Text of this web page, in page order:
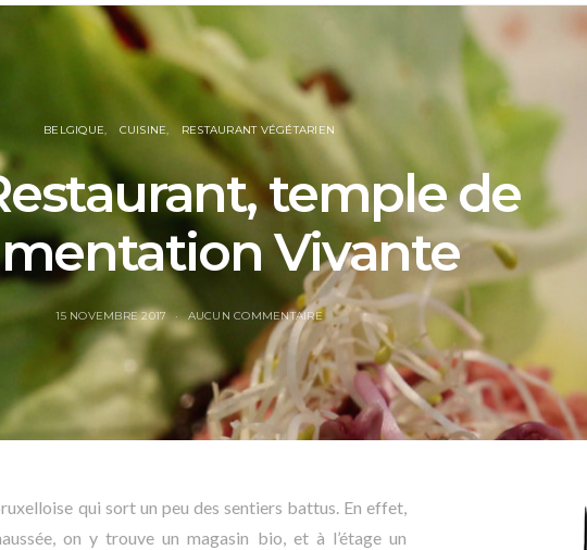
BELGIQUE CUISINE RESTAURANT VÉGÉTARIEN
temple de
Vivante
15 NOVEMBRE 2017 AUCUN COMMENTAIRE
qui sort un peu des sentiers battus. En effet,
on y trouve un magasin bio, et à l’étage un